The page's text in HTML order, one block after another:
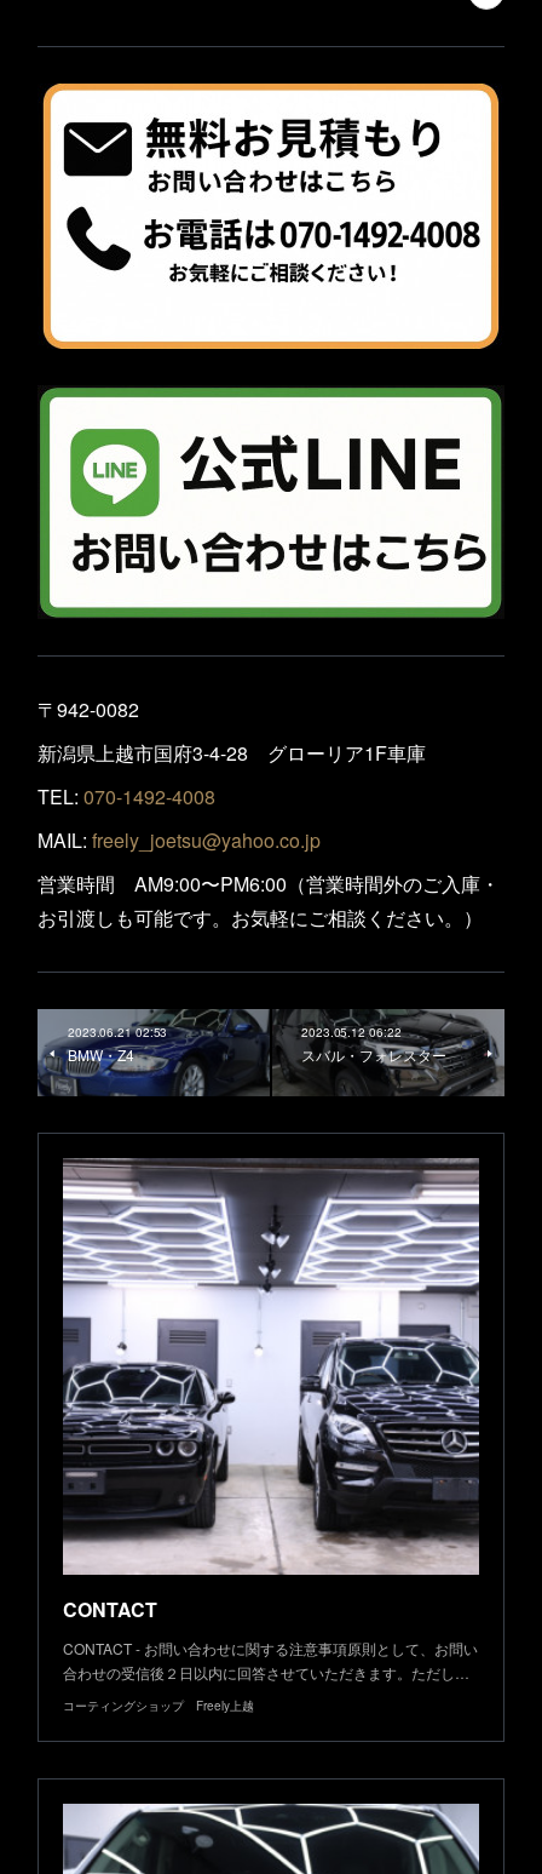
〒942-0082
新潟県上越市国府3-4-28 グローリア1F車庫
TEL: 070-1492-4008
MAIL: freely_joetsu@yahoo.co.jp
営業時間 AM9:00〜PM6:00（営業時間外のご入庫・
お引渡しも可能です。お気軽にご相談ください。）
2023.06.21 02:53
BMW・Z4
2023.05.12 06:22
スバル・フォレスター
CONTACT
CONTACT - お問い合わせに関する注意事項原則として、お問い
合わせの受信後２日以内に回答させていただきます。ただし…
コーティングショップ Freely上越